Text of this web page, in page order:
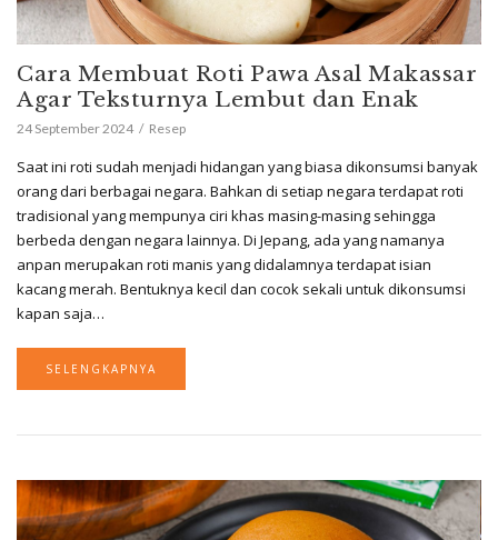
Cara Membuat Roti Pawa Asal Makassar
Agar Teksturnya Lembut dan Enak
24 September 2024 Resep
Saat ini roti sudah menjadi hidangan yang biasa dikonsumsi banyak
orang dari berbagai negara. Bahkan di setiap negara terdapat roti
tradisional yang mempunya ciri khas masing-masing sehingga
berbeda dengan negara lainnya. Di Jepang, ada yang namanya
anpan merupakan roti manis yang didalamnya terdapat isian
kacang merah. Bentuknya kecil dan cocok sekali untuk dikonsumsi
kapan saja…
SELENGKAPNYA